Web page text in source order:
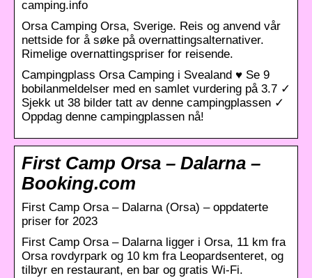
camping.info
Orsa Camping Orsa, Sverige. Reis og anvend vår
nettside for å søke på overnattingsalternativer.
Rimelige overnattingspriser for reisende.
Campingplass Orsa Camping i Svealand ♥ Se 9
bobilanmeldelser med en samlet vurdering på 3.7 ✓
Sjekk ut 38 bilder tatt av denne campingplassen ✓
Oppdag denne campingplassen nå!
First Camp Orsa – Dalarna –
Booking.com
First Camp Orsa – Dalarna (Orsa) – oppdaterte
priser for 2023
First Camp Orsa – Dalarna ligger i Orsa, 11 km fra
Orsa rovdyrpark og 10 km fra Leopardsenteret, og
tilbyr en restaurant, en bar og gratis Wi-Fi.